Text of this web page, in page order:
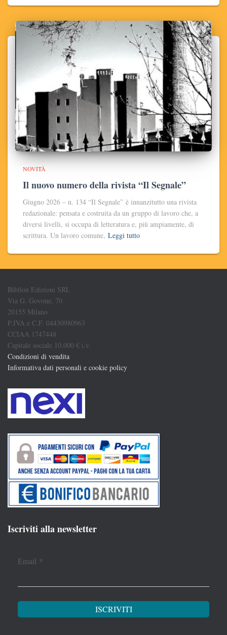
NOVITÀ
Il nuovo numero della rivista “Il Segnale”
Giugno 2026 – n. 134 “Il Segnale” è innanzitutto una rivista
redazionale: pensata e costruita da un gruppo di lavoro che, a
diversi livelli, si occupa di letteratura e, più ampiamente, di
scrittura. Un lavoro comune, Leggi tutto
Biblion Edizioni SRL
Via G. Govone, 70
20155 Milano
P.IVA e C.F. 04430980963
CCIAA 1747448
Capitale sociale 10.000 € i.v.
Condizioni di vendita
Informativa dati personali e cookie policy
Iscriviti alla newsletter
Email *